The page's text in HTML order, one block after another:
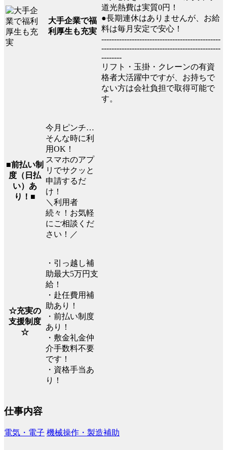
大手企業で福
利厚生も充実
道光熱費は実質0円！
●長期連休はありませんが、お給
料は毎月安定で安心！
-----------------------------------------------
-----------------------------------------------
--------
リフト・玉掛・クレーンの有資
格者大活躍中ですが、お持ちで
ない方は会社負担で取得可能で
す。
■前払い制
度（日払
い）あ
り！■
今月ピンチ…
そんな時に利
用OK！
スマホのアプ
リでサクッと
申請するだ
け！
＼利用者
続々！お気軽
にご相談くだ
さい！／
☆充実の
支援制度
☆
・引っ越し補
助最大5万円支
給！
・赴任費用補
助あり！
・前払い制度
あり！
・敷金礼金仲
介手数料不要
です！
・資格手当あ
り！
仕事内容
電気・電子 機械操作・製造補助